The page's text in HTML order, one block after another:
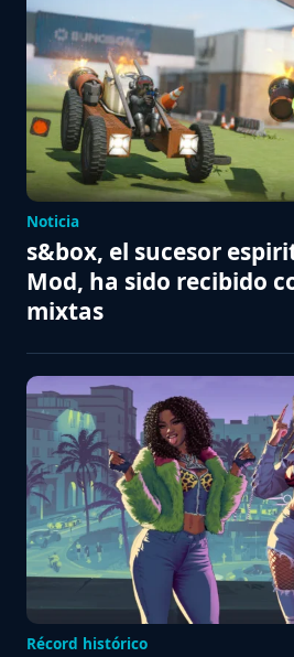
Noticia
s&box, el sucesor
Mod, ha sido recibido
mixtas
Récord histórico